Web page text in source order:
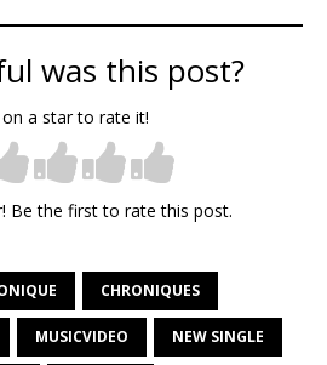
was this post?
on a star to rate it!
Be the first to rate this post.
CHRONIQUES
MUSICVIDEO NEW SINGLE